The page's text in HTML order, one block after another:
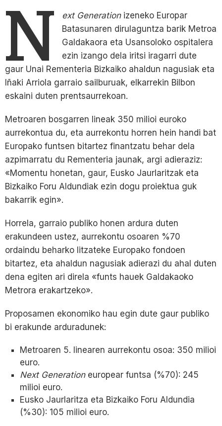
N ext Generationizeneko Europar
Batasunaren dirulaguntza barik Metroa
Galdakaora eta Usansoloko ospitalera
ezin izango dela iritsi iragarri dute
gaur Unai Rementeria Bizkaiko ahaldun nagusiak eta
Iñaki Arriola garraio sailburuak, elkarrekin Bilbon
eskaini duten prentsaurrekoan.
Metroaren bosgarren lineak 350 milioi euroko
aurrekontua du, eta aurrekontu horren hein handi bat
Europako funtsen bitartez finantzatu behar dela
azpimarratu du Rementeria jaunak, argi adieraziz:
«Momentu honetan, gaur, Eusko Jaurlaritzak eta
Bizkaiko Foru Aldundiak ezin dogu proiektua guk
bakarrik egin».
Horrela, garraio publiko honen ardura duten
erakundeen ustez, aurrekontu osoaren %70
ordaindu beharko litzateke Europako fondoen
bitartez, eta ahaldun nagusiak adierazi du ahal duten
dena egiten ari direla «funts hauek Galdakaoko
Metrora erakartzeko».
Proposamen ekonomiko hau egin dute gaur publiko
bi erakunde arduradunek:
Metroaren 5. linearen aurrekontu osoa: 350 milioi
euro.
Next Generationeuropear funtsa (%70): 245
milioi euro.
Eusko Jaurlaritza eta Bizkaiko Foru Aldundia
(%30): 105 milioi euro.